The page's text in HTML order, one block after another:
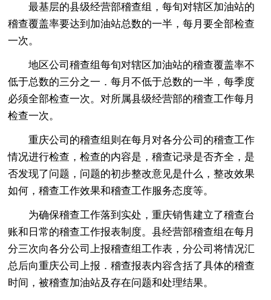
最基层的县级经营部稽查组，每旬对辖区加油站的
稽查覆盖率要达到加油站总数的一半，每月要全部检查
一次。
地区公司稽查组每旬对辖区加油站的稽查覆盖率不
低于总数的三分之一．每月不低于总数的一半，每季度
必须全部检查一次。对所属县级经营部的稽查工作每月
检查一次。
重庆公司的稽查组则在每月对各分公司的稽查工作
情况进行检查，检查的内容是，稽查记录是否齐全，是
否发现了问题，问题的初步整改意见是什么，整改效果
如何，稽查工作效果和稽查工作服务态度等。
为确保稽查工作落到实处，重庆销售建立了稽查台
账和日常的稽查工作报表制度。县经营部稽查组在每月
分三次向各分公司上报稽查组工作表，分公司将情况汇
总后向重庆公司上报．稽查报表内容含括了具体的稽查
时间，被稽查加油站及存在问题和处理结果。